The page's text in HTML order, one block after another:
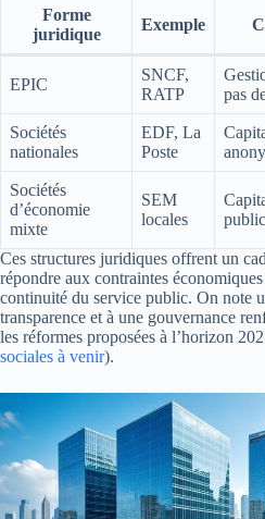
Forme
juridique
Exemple
EPIC
SNCF,
RATP
pas
Sociétés
nationales
EDF, La
Poste
Sociétés
d’économie
mixte
SEM
locales
Ces structures juridiques offrent un
répondre aux contraintes
continuité du service public. On note
transparence et à une gouvernance
les réformes proposées à l’horizon
sociales à venir).